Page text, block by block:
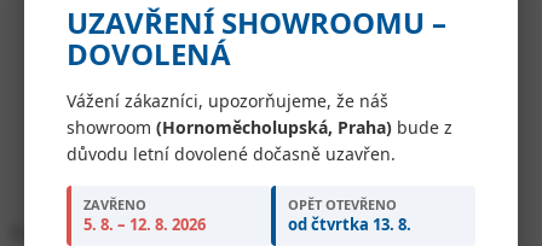
UZAVŘENÍ SHOWROOMU –
DOVOLENÁ
Vážení zákazníci, upozorňujeme, že náš
showroom (Hornoměcholupská, Praha) bude z
důvodu letní dovolené dočasně uzavřen.
ZAVŘENO
5. 8. – 12. 8. 2026
OPĚT OTEVŘENO
od čtvrtka 13. 8.
Elektrolýza - působením elektrického proudu dochází ke